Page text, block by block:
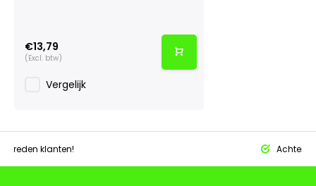
€13,79
(Excl. btw)
Vergelijk
klanten! Achteraf